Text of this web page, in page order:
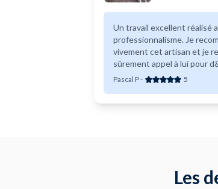
Un travail excellent réalisé
professionnalisme. Je
vivement cet artisan et je
sûrement appel à lui pour
travaux de même nature.
Pascal P- 5
Les